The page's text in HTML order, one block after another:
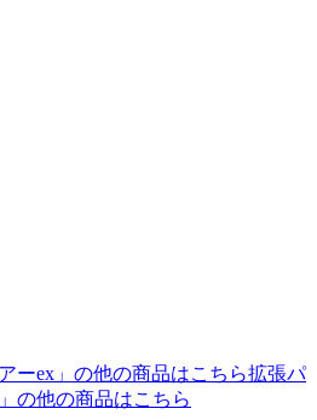
ーex 」の他の商品はこちら拡張パ
の他の商品はこちら